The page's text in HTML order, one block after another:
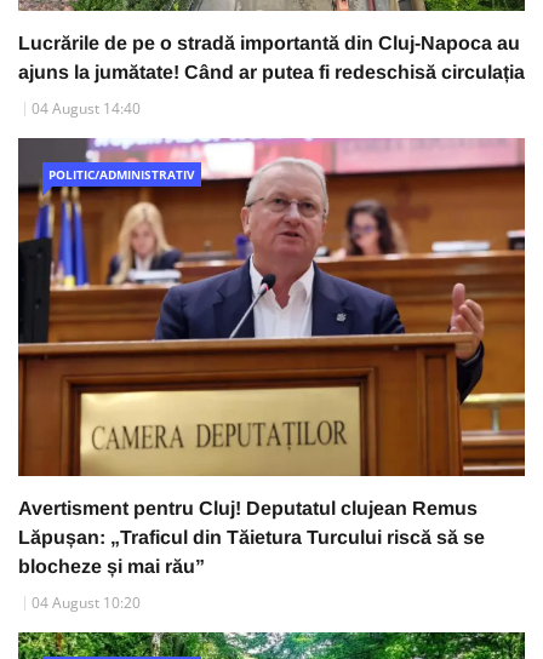
Lucrările de pe o stradă importantă din Cluj-Napoca au
ajuns la jumătate! Când ar putea fi redeschisă circulația
04 August 14:40
POLITIC/ADMINISTRATIV
Avertisment pentru Cluj! Deputatul clujean Remus
Lăpușan: „Traficul din Tăietura Turcului riscă să se
blocheze și mai rău”
04 August 10:20